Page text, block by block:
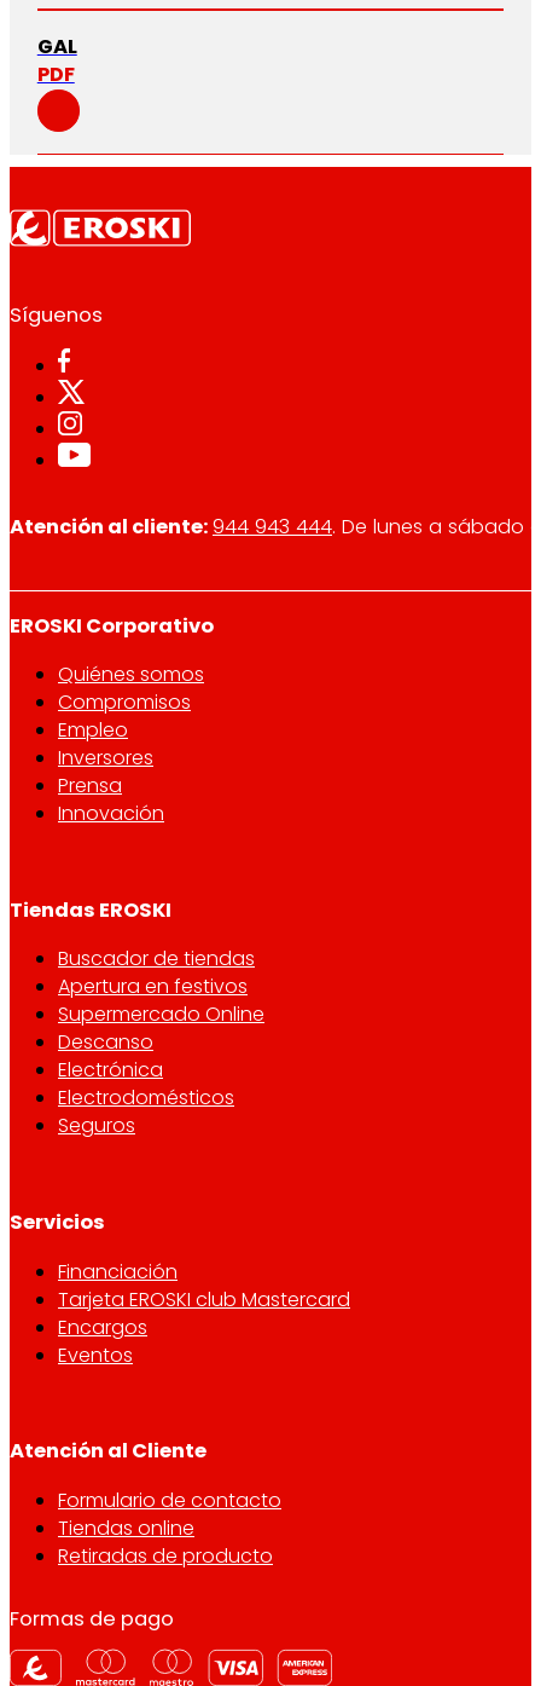
GAL
PDF
Síguenos
Atención al cliente:944 943 444. De lunes a sábado
EROSKI Corporativo
Quiénes somos
Compromisos
Empleo
Inversores
Prensa
Innovación
Tiendas EROSKI
Buscador de tiendas
Apertura en festivos
Supermercado Online
Descanso
Electrónica
Electrodomésticos
Seguros
Servicios
Financiación
Tarjeta EROSKI club Mastercard
Encargos
Eventos
Atención al Cliente
Formulario de contacto
Tiendas online
Retiradas de producto
Formas de pago